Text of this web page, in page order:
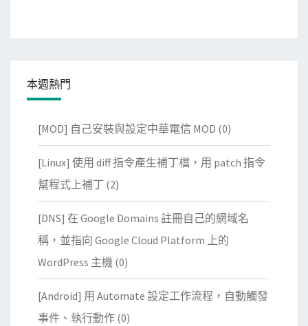
本週熱門
[MOD] 自己安裝與設定中華電信 MOD (0)
[Linux] 使用 diff 指令產生補丁檔，用 patch 指令
幫程式上補丁 (2)
[DNS] 在 Google Domains 註冊自己的網域名
稱，並指向 Google Cloud Platform 上的
WordPress 主機 (0)
[Android] 用 Automate 設定工作流程，自動觸發
事件、執行動作 (0)